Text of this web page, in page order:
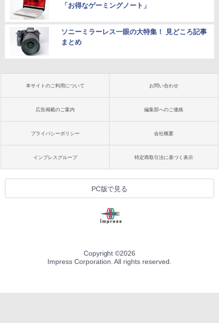
「お得なゲーミングノート」
ソニーミラーレス一眼の大特集！ 見どころ記事
まとめ
本サイトのご利用について お問い合わせ
広告掲載のご案内 編集部へのご連絡
プライバシーポリシー 会社概要
インプレスグループ 特定商取引法に基づく表示
PC版で見る
Copyright ©2026
Impress Corporation. All rights reserved.